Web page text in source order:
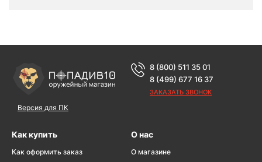
Версия для ПК
8 (800) 511 35 01
8 (499) 677 16 37
ЗАКАЗАТЬ ЗВОНОК
Как купить
Как оформить заказ
О нас
О магазине